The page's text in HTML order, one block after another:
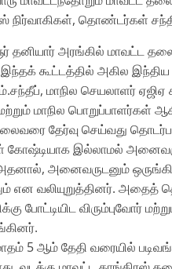
நிர்வாகிகள், தொண்டர்கள்
தனியார் அரங்கில் மாவட்ட
கூட்டத்தில் அகில
மாநில செயலாளர்
மாநில பொறுப்பாளர்கள்
தேர்வு செய்வது
கோஷ்டியாக இல்லாமல்
அதனால், அனைவருடனும்
என வலியுறுத்தினர். அதைத்
போட்டியிட விரும்புவோர்
5 ஆம் தேதி வரையில்